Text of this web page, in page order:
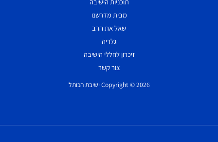
מבית מדרשנו
שאל את הרב
גלריה
זיכרון לחללי הישיבה
צור קשר
Copyright © 2026 ישיבת הכותל